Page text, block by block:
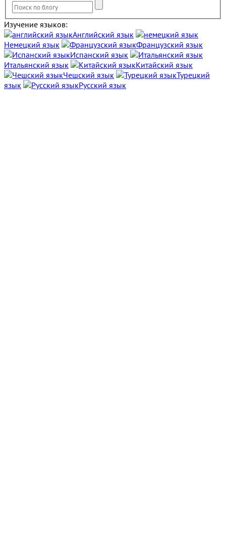
Изучение языков:
Английский язык
Немецкий язык
Французский язык
Испанский язык
Итальянский язык
Китайский язык
Чешский язык
Турецкий
язык
Русский язык